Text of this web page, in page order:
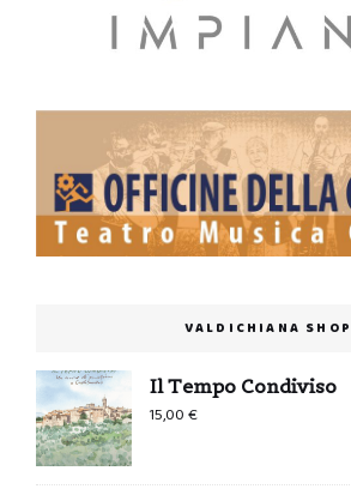
VALDICHIANA SHOP
Il Tempo Condiviso
15,00€